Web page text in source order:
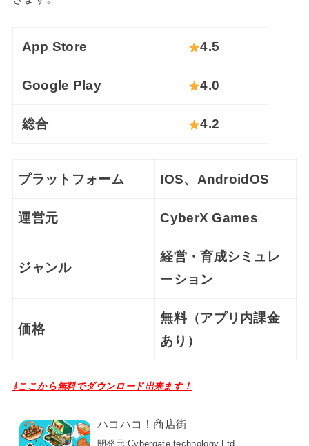
App Store 4.5
Google Play 4.0
総合 4.2
プラットフォーム IOS、AndroidOS
運営元 CyberX Games
ジャンル
経営・育成シミュレ
ーション
価格
無料（アプリ内課金
あり）
⇩ここから無料でダウンロード出来ます！
ハコハコ！商店街
開発元:Cybergate technology Ltd.